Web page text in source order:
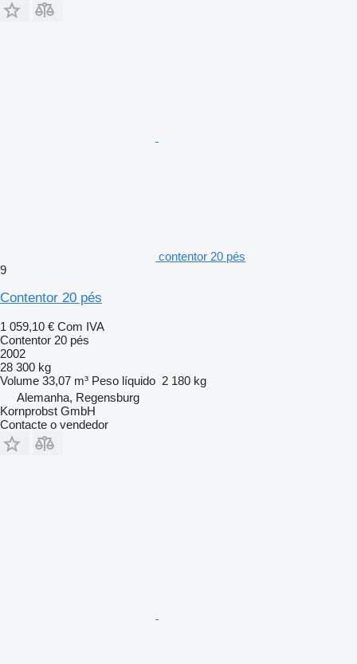
contentor 20 pés
9
Contentor 20 pés
1 059,10 € Com IVA
Contentor 20 pés
2002
28 300 kg
Volume 33,07 m³ Peso líquido 2 180 kg
Alemanha, Regensburg
Kornprobst GmbH
Contacte o vendedor